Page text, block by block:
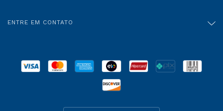
ENTRE EM CONTATO